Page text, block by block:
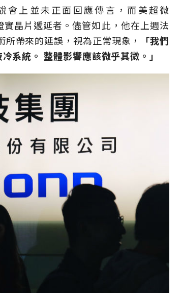
會上並未正面回應傳言，而美超微
晶片遞延者。儘管如此，他在上週法
帶來的延誤，視為正常現象，
「我們
系統。 整體影響應該微乎其微。」